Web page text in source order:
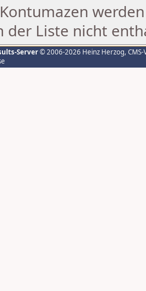
Kontumazen
der Liste nicht
Server© 2006-2026 Heinz Herzog,